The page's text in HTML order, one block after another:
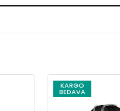
KARGO
BEDAVA